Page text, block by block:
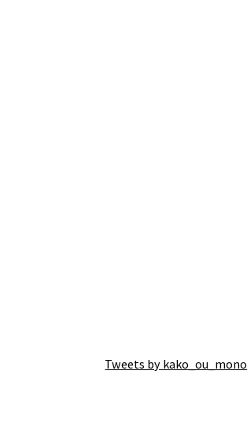
Tweets by kako_ou_mono